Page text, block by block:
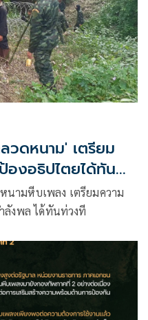
วดหนาม' เตรียม
องอธิปไตยได้ทัน
นามหีบเพลง เตรียมความ
ลังพล ได้ทันท่วงที